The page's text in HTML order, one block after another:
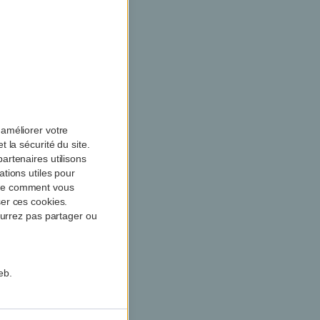
votre
la sécurité du site.
utilisons
utiles pour
comment vous
ces cookies.
pas partager ou